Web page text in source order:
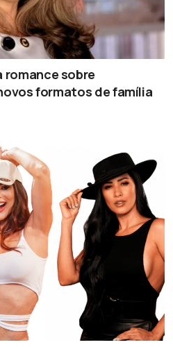
romance sobre
formatos de família